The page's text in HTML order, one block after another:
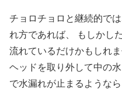
チョロチョロと継続的で
れ方であれば、 もしかし
流れているだけかもしれま
ヘッドを取り外して中の
で水漏れが止まるような